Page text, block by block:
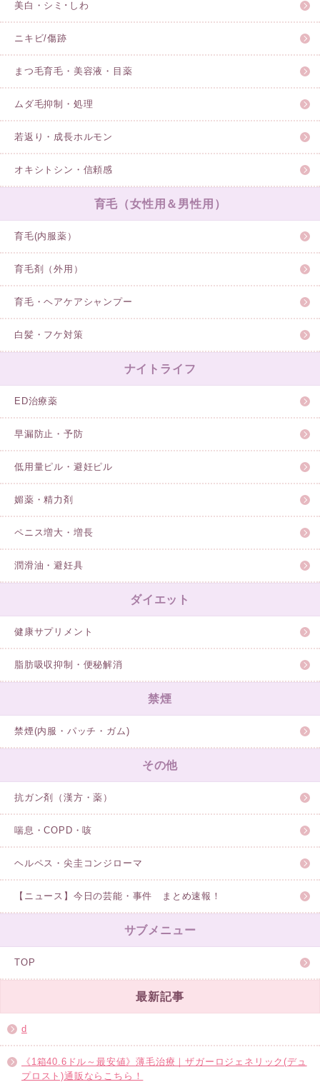
美白・シミ･しわ
ニキビ/傷跡
まつ毛育毛・美容液・目薬
ムダ毛抑制・処理
若返り・成長ホルモン
オキシトシン・信頼感
育毛（女性用＆男性用）
育毛(内服薬）
育毛剤（外用）
育毛・ヘアケアシャンプー
白髪・フケ対策
ナイトライフ
ED治療薬
早漏防止・予防
低用量ピル・避妊ピル
媚薬・精力剤
ペニス増大・増長
潤滑油・避妊具
ダイエット
健康サプリメント
脂肪吸収抑制・便秘解消
禁煙
禁煙(内服・パッチ・ガム)
その他
抗ガン剤（漢方・薬）
喘息・COPD・咳
ヘルペス・尖圭コンジローマ
【ニュース】今日の芸能・事件 まとめ速報！
サブメニュー
TOP
最新記事
d
《1箱40.6ドル～最安値》薄毛治療｜ザガーロジェネリック(デュ
プロスト)通販ならこちら！